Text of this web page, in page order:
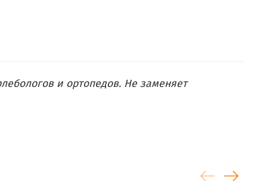
и ортопедов. Не заменяет